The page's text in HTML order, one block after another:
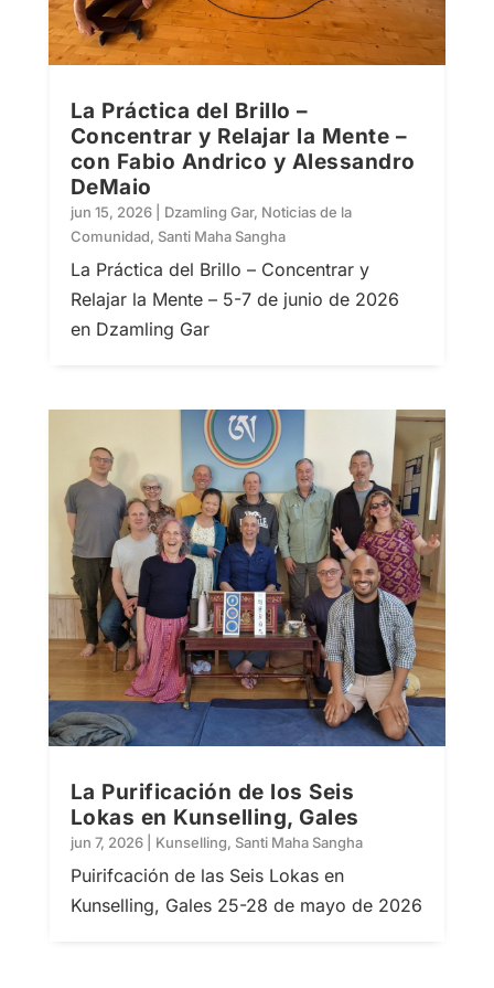
La Práctica del Brillo –
Concentrar y Relajar la Mente –
con Fabio Andrico y Alessandro
DeMaio
jun 15, 2026| Dzamling Gar, Noticias de la
Comunidad, Santi Maha Sangha
La Práctica del Brillo – Concentrar y
Relajar la Mente – 5-7 de junio de 2026
en Dzamling Gar
La Purificación de los Seis
Lokas en Kunselling, Gales
jun 7, 2026| Kunselling, Santi Maha Sangha
Puirifcación de las Seis Lokas en
Kunselling, Gales 25-28 de mayo de 2026